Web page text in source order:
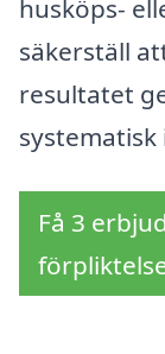
husköps-
säkerställ
resultatet
Få 3